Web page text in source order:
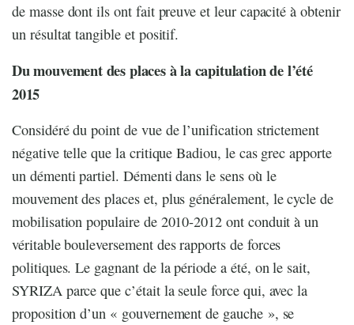
de masse dont ils ont fait preuve et leur capacité à obtenir
un résultat tangible et positif.
Du mouvement des places à la capitulation de l’été
2015
Considéré du point de vue de l’unification strictement
négative telle que la critique Badiou, le cas grec apporte
un démenti partiel. Démenti dans le sens où le
mouvement des places et, plus généralement, le cycle de
mobilisation populaire de 2010-2012 ont conduit à un
véritable bouleversement des rapports de forces
politiques. Le gagnant de la période a été, on le sait,
SYRIZA parce que c’était la seule force qui, avec la
proposition d’un « gouvernement de gauche », se